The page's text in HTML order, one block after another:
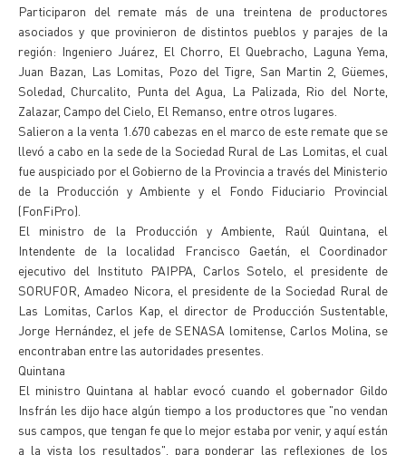
Participaron del remate más de una treintena de productores
asociados y que provinieron de distintos pueblos y parajes de la
región: Ingeniero Juárez, El Chorro, El Quebracho, Laguna Yema,
Juan Bazan, Las Lomitas, Pozo del Tigre, San Martin 2, Güemes,
Soledad, Churcalito, Punta del Agua, La Palizada, Rio del Norte,
Zalazar, Campo del Cielo, El Remanso, entre otros lugares.
Salieron a la venta 1.670 cabezas en el marco de este remate que se
llevó a cabo en la sede de la Sociedad Rural de Las Lomitas, el cual
fue auspiciado por el Gobierno de la Provincia a través del Ministerio
de la Producción y Ambiente y el Fondo Fiduciario Provincial
(FonFiPro).
El ministro de la Producción y Ambiente, Raúl Quintana, el
Intendente de la localidad Francisco Gaetán, el Coordinador
ejecutivo del Instituto PAIPPA, Carlos Sotelo, el presidente de
SORUFOR, Amadeo Nicora, el presidente de la Sociedad Rural de
Las Lomitas, Carlos Kap, el director de Producción Sustentable,
Jorge Hernández, el jefe de SENASA lomitense, Carlos Molina, se
encontraban entre las autoridades presentes.
Quintana
El ministro Quintana al hablar evocó cuando el gobernador Gildo
Insfrán les dijo hace algún tiempo a los productores que "no vendan
sus campos, que tengan fe que lo mejor estaba por venir, y aquí están
a la vista los resultados", para ponderar las reflexiones de los